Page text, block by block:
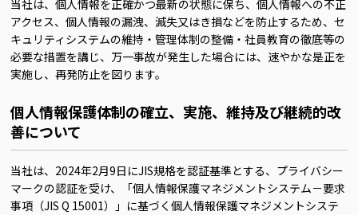
当社は、個人情報を正確かつ最新の状態に保ち、個人情報への不正
アクセス、個人情報の漏洩、滅失又はき損などを防止するため、セ
キュリティシステムの維持・管理体制の整備・社員教育の徹底等の
必要な措置を講じ、万一事故が発生した場合には、速やかな是正を
実施し、再発防止を図ります。
個人情報保護体制の確立、実施、維持及び継続的改
善について
当社は、2024年2月9日にJIS規格を認証基準とする、プライバシー
マークの認証を受け、「個人情報保護マネジメントシステム－要求
事項（JIS Q 15001）」に基づく個人情報保護マネジメントシステ